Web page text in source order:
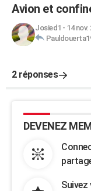
Avion et
Josied1 - 14 nov.
2 réponses
DEVENEZ